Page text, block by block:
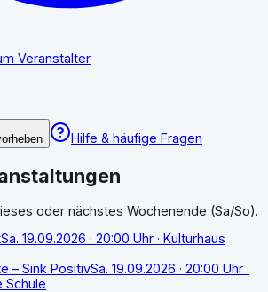
Veranstalter
Hilfe & häufige Fragen
oder nächstes Wochenende (Sa/So).
Sa. 19.09.2026 · 20:00 Uhr · Kulturhaus
– Sink PositivSa. 19.09.2026 · 20:00 Uhr ·
Schule